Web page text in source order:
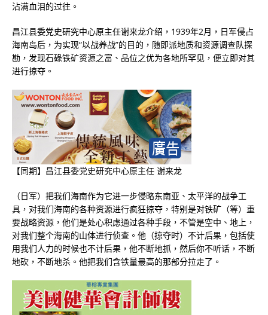
沾满血泪的过往。
昌江县委党史研究中心原主任谢来龙介绍，1939年2月，日军侵占
海南岛后，为实现“以战养战”的目的，随即派地质和资源调查队探
勘，发现石碌铁矿资源之富、品位之优为各地所罕见，便立即对其
进行掠夺。
【同期】昌江县委党史研究中心原主任 谢来龙
（日军）把我们海南作为它进一步侵略东南亚、太平洋的战争工
具，对我们海南的各种资源进行疯狂掠夺，特别是对铁矿（等）重
要战略资源，他们是处心积虑通过各种手段，不管是空中、地上，
对我们整个海南的山体进行侦查。他（掠夺时）不计后果，包括使
用我们人力的时候也不计后果，他不断地抓，然后你不听话，不断
地砍，不断地杀。他把我们含铁量最高的那部分拉走了。